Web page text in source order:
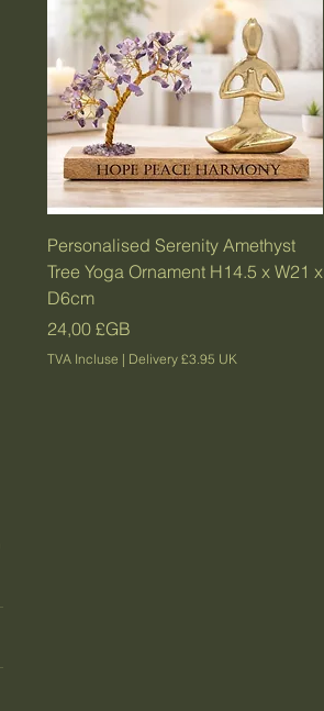
Personalised Serenity Amethyst
Tree Yoga Ornament H14.5 x W21 x
D6cm
Prix
24,00 £GB
TVA Incluse | Delivery £3.95 UK